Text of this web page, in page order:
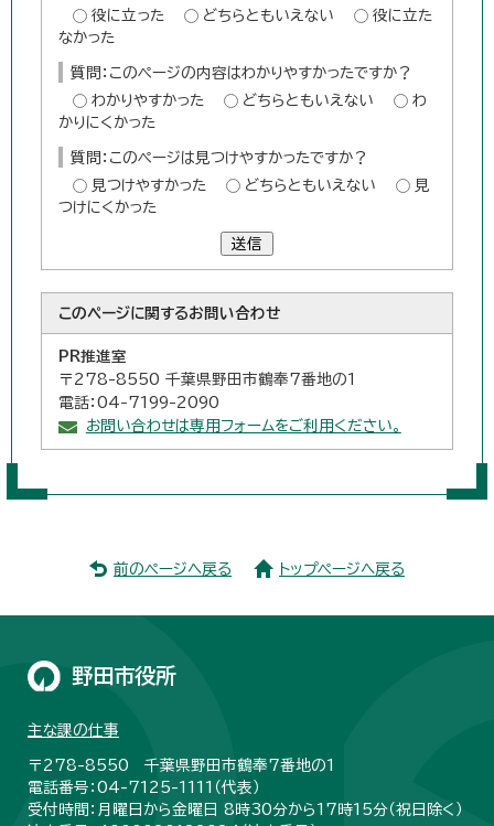
役に立った
どちらともいえない
役に立た
なかった
質問：このページの内容はわかりやすかったですか？
わかりやすかった
どちらともいえない
わ
かりにくかった
質問：このページは見つけやすかったですか？
見つけやすかった
どちらともいえない
見
つけにくかった
送信
このページに関するお問い合わせ
PR推進室
〒278-8550 千葉県野田市鶴奉7番地の1
電話：04-7199-2090
お問い合わせは専用フォームをご利用ください。
前のページへ戻る トップページへ戻る
野田市役所
主な課の仕事
〒278-8550 千葉県野田市鶴奉7番地の1
電話番号：04-7125-1111（代表）
受付時間：月曜日から金曜日 8時30分から17時15分（祝日除く）